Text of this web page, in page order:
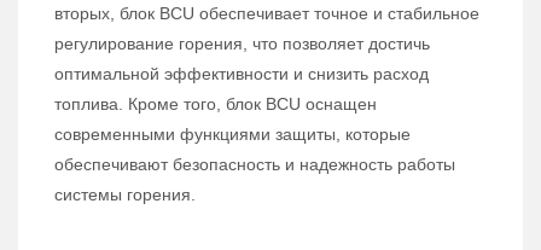
вторых, блок BCU обеспечивает точное и стабильное
регулирование горения, что позволяет достичь
оптимальной эффективности и снизить расход
топлива. Кроме того, блок BCU оснащен
современными функциями защиты, которые
обеспечивают безопасность и надежность работы
системы горения.